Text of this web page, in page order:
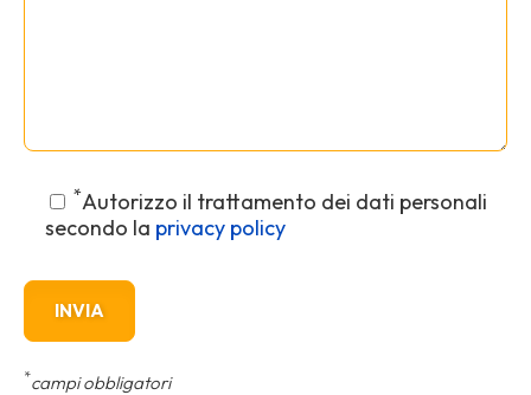
*Autorizzo il trattamento dei dati personali
secondo la privacy policy
*campi obbligatori